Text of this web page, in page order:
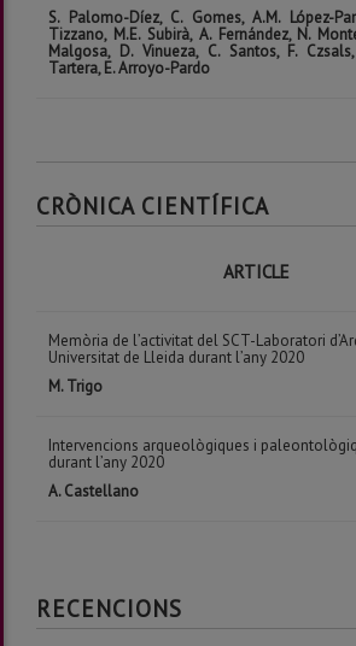
S. Palomo-Díez, C. Gomes, A.M. López-
Tizzano, M.E. Subirà, A. Fernández, N.
Malgosa, D. Vinueza, C. Santos, F.
Tartera, E. Arroyo-Pardo
CRÒNICA CIENTÍFICA
ARTICLE
Memòria de l’activitat del SCT-Laboratori
Universitat de Lleida durant l’any 2020
M. Trigo
Intervencions arqueològiques i
durant l’any 2020
A. Castellano
RECENCIONS